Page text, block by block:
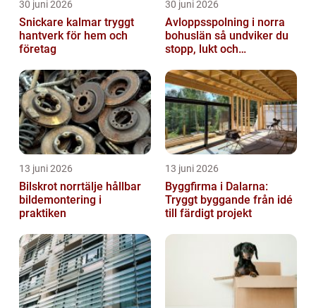
30 juni 2026
Snickare kalmar tryggt
hantverk för hem och
företag
30 juni 2026
Avloppsspolning i norra
bohuslän så undviker du
stopp, lukt och
13 juni 2026
Bilskrot norrtälje hållbar
bildemontering i
praktiken
13 juni 2026
Byggfirma i Dalarna:
Tryggt byggande från idé
till färdigt projekt